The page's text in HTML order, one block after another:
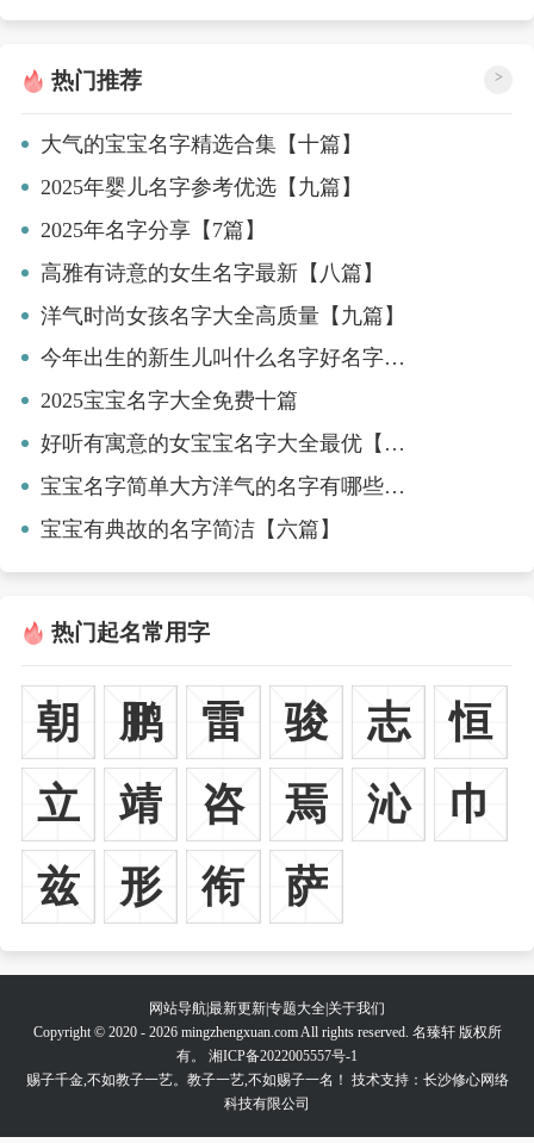
热门推荐 >
大气的宝宝名字精选合集【十篇】
2025年婴儿名字参考优选【九篇】
2025年名字分享【7篇】
高雅有诗意的女生名字最新【八篇】
洋气时尚女孩名字大全高质量【九篇】
今年出生的新生儿叫什么名字好名字精选【八篇】
2025宝宝名字大全免费十篇
好听有寓意的女宝宝名字大全最优【六篇】
宝宝名字简单大方洋气的名字有哪些最新版【3篇】
宝宝有典故的名字简洁【六篇】
热门起名常用字
朝 鹏 雷 骏 志
恒
立
靖 咨 焉 沁
巾
兹
形 衔 萨
网站导航最新更新专题大全 关于我们
Copyright © 2020 - 2026 mingzhengxuan.com All rights reserved. 名臻轩 版权所
有。 湘ICP备2022005557号-1
赐子千金,不如教子一艺。教子一艺,不如赐子一名！ 技术支持：长沙修心网络
科技有限公司